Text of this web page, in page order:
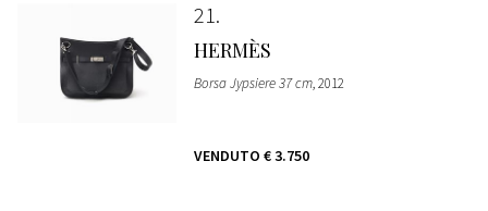
21
HERMÈS
Borsa Jypsiere 37 cm, 2012
VENDUTO € 3.750